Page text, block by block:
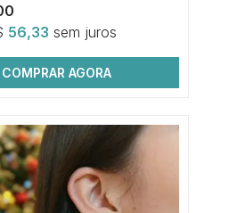
56,33 sem juros
COMPRAR AGORA